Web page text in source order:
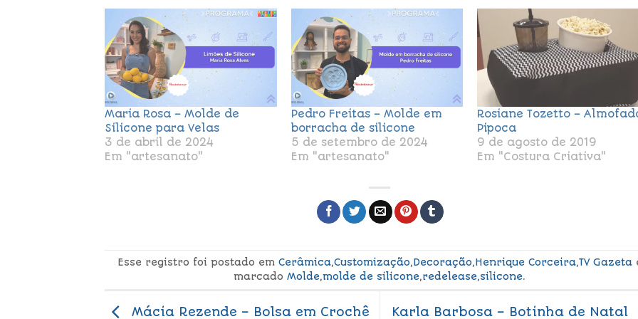
Maria Rosa – Molde de
Silicone para Velas
3 de abril de 2024
Em "artesanato"
Pedro Freitas – Molde em
borracha de silicone
5 de setembro de 2024
Em "artesanato"
Rosiane Tozetto –
Pipoca
9 de agosto de 2019
Em "Costura Criativa"
Esse registro foi postado em Cerâmica,Customização,Decoração,Henrique Corceira,TV Gazeta
marcadoMolde,molde de silicone,redelease,silicone.
Mácia Rezende – Bolsa em Crochê Karla Barbosa – Botinha de Natal